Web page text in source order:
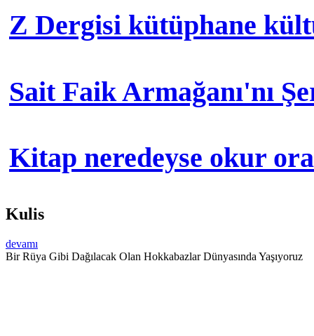
Z Dergisi kütüphane
Sait Faik Armağanı'nı
Kitap neredeyse okur
Kulis
devamı
Bir Rüya Gibi Dağılacak Olan Hokkabazlar Dünyasında Yaşıyoruz